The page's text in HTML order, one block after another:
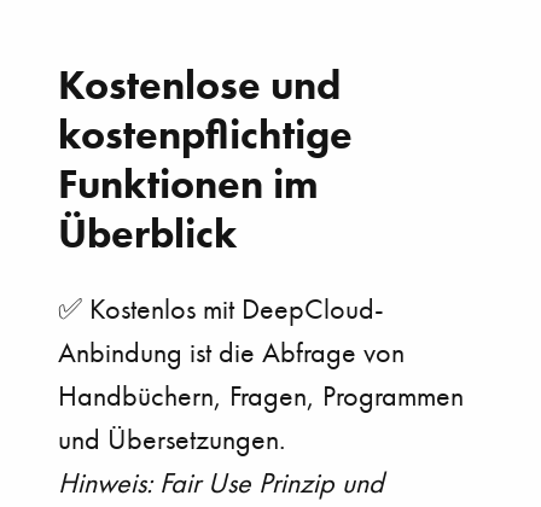
Kostenlose und
kostenpflichtige
Funktionen im
Überblick
✅ Kostenlos mit DeepCloud-
Anbindung ist die Abfrage von
Handbüchern, Fragen, Programmen
und Übersetzungen.
Hinweis: Fair Use Prinzip und